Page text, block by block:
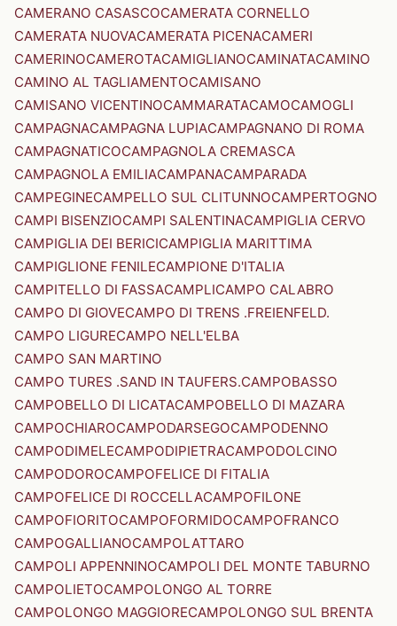
CAMERANO CASASCOCAMERATA CORNELLO
CAMERATA NUOVACAMERATA PICENACAMERI
CAMERINOCAMEROTACAMIGLIANOCAMINATACAMINO
CAMINO AL TAGLIAMENTOCAMISANO
CAMISANO VICENTINOCAMMARATACAMOCAMOGLI
CAMPAGNACAMPAGNA LUPIACAMPAGNANO DI ROMA
CAMPAGNATICOCAMPAGNOLA CREMASCA
CAMPAGNOLA EMILIACAMPANACAMPARADA
CAMPEGINECAMPELLO SUL CLITUNNOCAMPERTOGNO
CAMPI BISENZIOCAMPI SALENTINACAMPIGLIA CERVO
CAMPIGLIA DEI BERICICAMPIGLIA MARITTIMA
CAMPIGLIONE FENILECAMPIONE D'ITALIA
CAMPITELLO DI FASSACAMPLICAMPO CALABRO
CAMPO DI GIOVECAMPO DI TRENS .FREIENFELD.
CAMPO LIGURECAMPO NELL'ELBA
CAMPO SAN MARTINO
CAMPO TURES .SAND IN TAUFERS.CAMPOBASSO
CAMPOBELLO DI LICATACAMPOBELLO DI MAZARA
CAMPOCHIAROCAMPODARSEGOCAMPODENNO
CAMPODIMELECAMPODIPIETRACAMPODOLCINO
CAMPODOROCAMPOFELICE DI FITALIA
CAMPOFELICE DI ROCCELLACAMPOFILONE
CAMPOFIORITOCAMPOFORMIDOCAMPOFRANCO
CAMPOGALLIANOCAMPOLATTARO
CAMPOLI APPENNINOCAMPOLI DEL MONTE TABURNO
CAMPOLIETOCAMPOLONGO AL TORRE
CAMPOLONGO MAGGIORECAMPOLONGO SUL BRENTA